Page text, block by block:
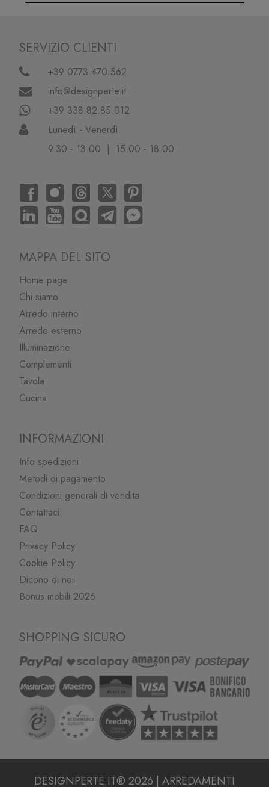
SERVIZIO CLIENTI
+39 0773.470.562
info@designperte.it
+39 338.82.85.012
Lunedì - Venerdì
9.30 - 13.00 | 15.00 - 18.00
MAPPA DEL SITO
Home page
Chi siamo
Arredo interno
Arredo esterno
Illuminazione
Complementi
Tavola
Cucina
INFORMAZIONI
Info spedizioni
Metodi di pagamento
Condizioni generali di vendita
Contattaci
FAQ
Privacy Policy
Cookie Policy
Dicono di noi
Bonus mobili 2026
SHOPPING SICURO
DESIGNPERTE.IT® 2026 | ARREDAMENTI